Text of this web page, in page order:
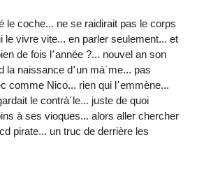
le coche... ne se raidirait pas le corps
le vivre vite... en parler seulement... et
de fois l՚année ?... nouvel an son
la naissance d՚un mà´me... pas
comme Nico... rien qui l՚emmène...
le contrà´le... juste de quoi
à ses vioques... alors aller chercher
pirate... un truc de derrière les